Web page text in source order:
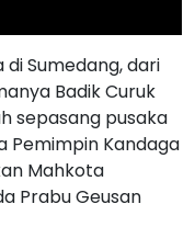
Sumedang, dari
Badik Curuk
sepasang pusaka
Pemimpin Kandaga
Mahkota
Prabu Geusan